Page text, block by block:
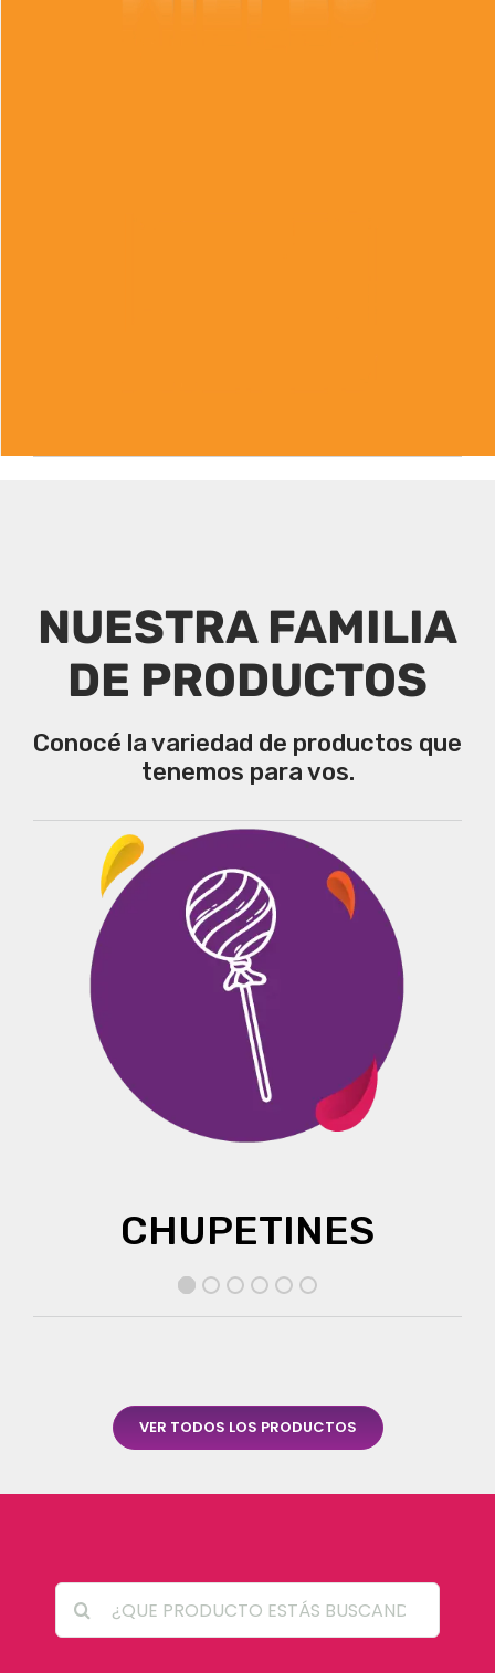
NUESTRA FAMILIA
DE PRODUCTOS
Conocé la variedad de productos que
tenemos para vos.
CHUPETINES
VER TODOS LOS PRODUCTOS
Search
for: